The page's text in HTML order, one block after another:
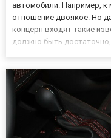
автомобили. Например, к
отношение двоякое. Но
концерн входят такие
должно быть
автомобили, в том числе